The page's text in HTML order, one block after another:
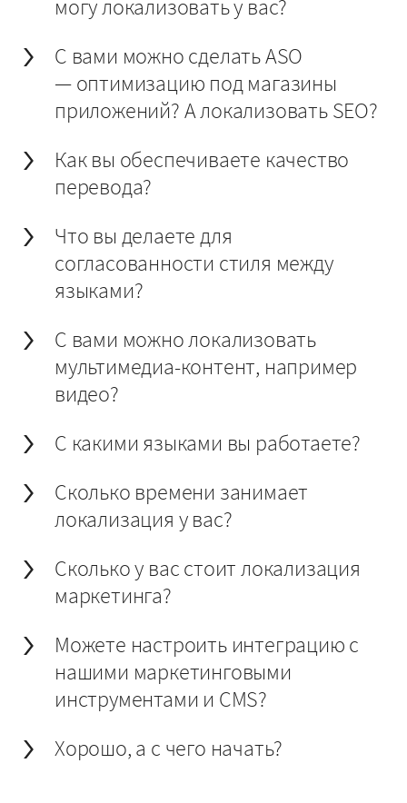
могу локализовать у вас?
С вами можно сделать ASO
— оптимизацию под магазины
приложений? А локализовать SEO?
Как вы обеспечиваете качество
перевода?
Что вы делаете для
согласованности стиля между
языками?
С вами можно локализовать
мультимедиа-контент, например
видео?
С какими языками вы работаете?
Сколько времени занимает
локализация у вас?
Сколько у вас стоит локализация
маркетинга?
Можете настроить интеграцию с
нашими маркетинговыми
инструментами и CMS?
Хорошо, а с чего начать?